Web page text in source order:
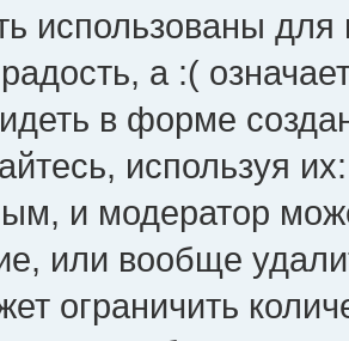
использованы
а :(
в форме
используя
и модератор
или вообще
ограничить